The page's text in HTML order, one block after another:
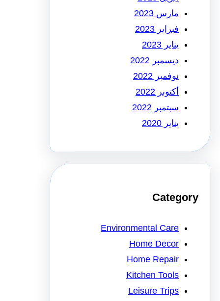
مارس 2023
فبراير 2023
يناير 2023
ديسمبر 2022
نوفمبر 2022
أكتوبر 2022
سبتمبر 2022
يناير 2020
Category
Environmental Care
Home Decor
Home Repair
Kitchen Tools
Leisure Trips